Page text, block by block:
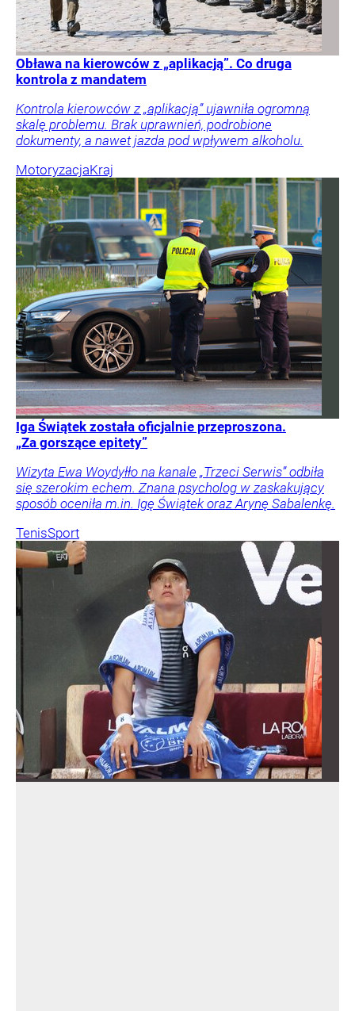
Obława na kierowców z „aplikacją”. Co druga
kontrola z mandatem
Kontrola kierowców z „aplikacją” ujawniła ogromną
skalę problemu. Brak uprawnień, podrobione
dokumenty, a nawet jazda pod wpływem alkoholu.
MotoryzacjaKraj
Iga Świątek została oficjalnie przeproszona.
„Za gorszące epitety”
Wizyta Ewa Woydyłło na kanale „Trzeci Serwis” odbiła
się szerokim echem. Znana psycholog w zaskakujący
sposób oceniła m.in. Igę Świątek oraz Arynę Sabalenkę.
TenisSport